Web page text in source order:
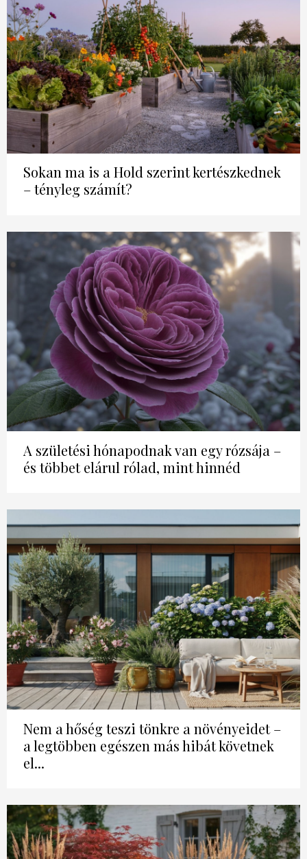
Sokan ma is a Hold szerint kertészkednek
– tényleg számít?
A születési hónapodnak van egy rózsája –
és többet elárul rólad, mint hinnéd
Nem a hőség teszi tönkre a növényeidet –
a legtöbben egészen más hibát követnek
el...